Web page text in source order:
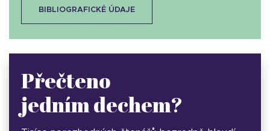
BIBLIOGRAFICKÉ ÚDAJE
Přečteno
jedním dechem?